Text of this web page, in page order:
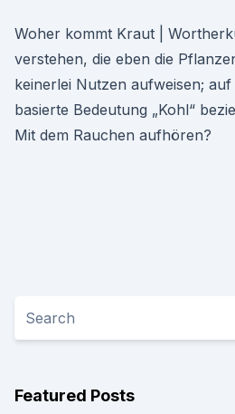
Woher kommt Kraut |
verstehen, die eben die
keinerlei Nutzen aufweisen;
basierte Bedeutung „Kohl“
Mit dem Rauchen aufhören?
Featured Posts